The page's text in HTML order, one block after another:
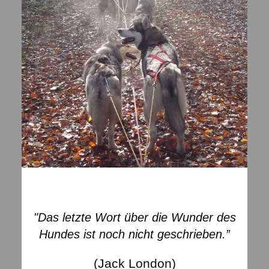
"Das letzte Wort über die Wunder des
Hundes ist noch nicht geschrieben.”
(Jack London)